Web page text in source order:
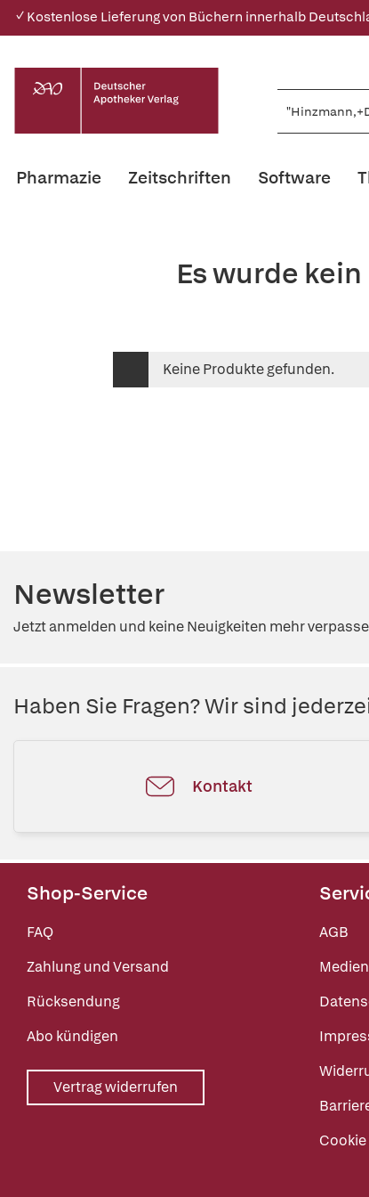
✓ Kostenlose Lieferung von Büchern innerhalb
Pharmazie Zeitschriften Software
Es wurde
Keine Produkte gefunden.
Newsletter
Jetzt anmelden und keine Neuigkeiten mehr
Haben Sie Fragen? Wir sind
Kontakt
Shop-Service
FAQ
Zahlung und Versand
Rücksendung
Abo kündigen
Vertrag widerrufen
AGB